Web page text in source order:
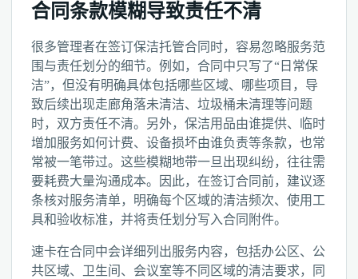
合同条款模糊导致责任不清
很多管理者在签订保洁托管合同时，容易忽略服务范
围与责任划分的细节。例如，合同中只写了“日常保
洁”，但没有明确具体包括哪些区域、哪些项目，导
致后续出现走廊角落未清洁、垃圾桶未清理等问题
时，双方责任不清。另外，保洁用品由谁提供、临时
增加服务如何计费、设备损坏由谁负责等条款，也常
常被一笔带过。这些模糊地带一旦出现纠纷，往往需
要耗费大量沟通成本。因此，在签订合同前，建议逐
条核对服务清单，明确每个区域的清洁频次、使用工
具和验收标准，并将责任划分写入合同附件。
速卡在合同中会详细列出服务内容，包括办公区、公
共区域、卫生间、会议室等不同区域的清洁要求，同